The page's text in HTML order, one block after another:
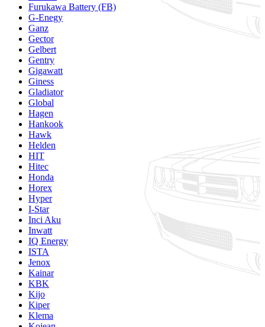
Furukawa Battery (FB)
G-Enegy
Ganz
Gector
Gelbert
Gentry
Gigawatt
Giness
Gladiator
Global
Hagen
Hankook
Hawk
Helden
HIT
Hitec
Honda
Horex
Hyper
I-Star
Inci Aku
Inwatt
IQ Energy
ISTA
Jenox
Kainar
KBK
Kijo
Kiper
Klema